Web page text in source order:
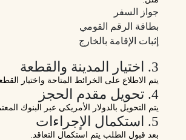
جواز السفر
بطاقة الرقم القومي
إثبات الإقامة بالخارج
3. اختيار المدينة والقطعة
يتم الاطلاع على الخرائط المتاحة واختيار
4. تحويل مقدم الحجز
يتم التحويل بالدولار الأمريكي عبر البنوك
5. استكمال الإجراءات
بعد قبول الطلب يتم استكمال التعاقد.